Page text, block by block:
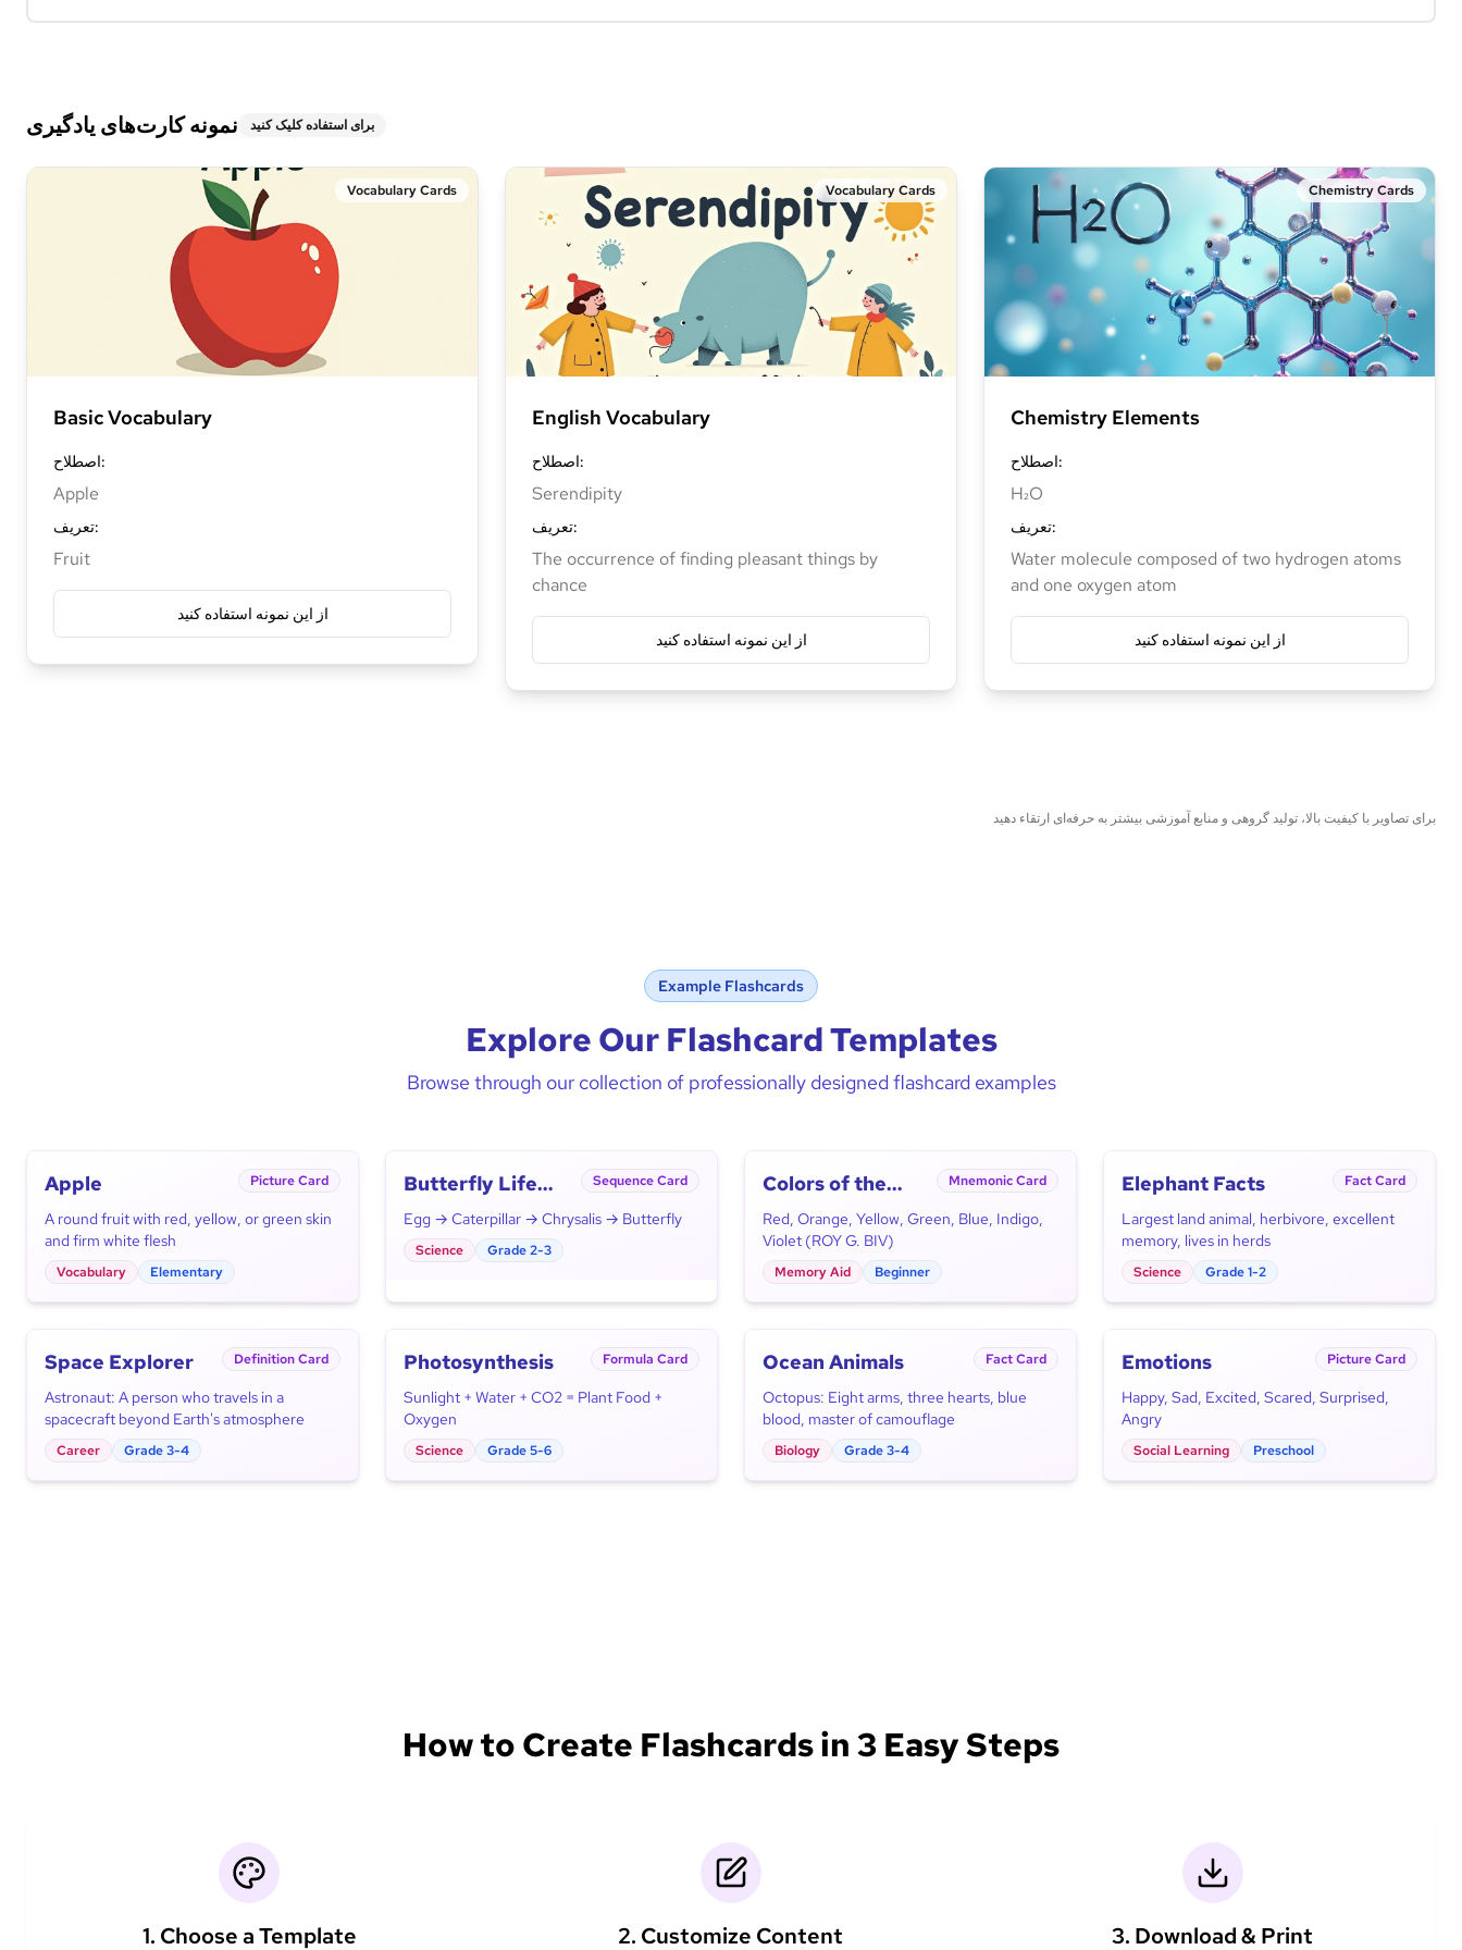
نمونه کارت‌های یادگیری برای استفاده کلیک کنید
Vocabulary Cards
Basic Vocabulary
اصطلاح:
Apple
تعریف:
Fruit
از این نمونه استفاده کنید
Vocabulary Cards
English Vocabulary
اصطلاح:
Serendipity
تعریف:
The occurrence of finding pleasant things by
chance
از این نمونه استفاده کنید
Chemistry Cards
Chemistry Elements
اصطلاح:
H₂O
تعریف:
Water molecule composed of two hydrogen atoms
and one oxygen atom
از این نمونه استفاده کنید
برای تصاویر با کیفیت بالا، تولید گروهی و منابع آموزشی بیشتر به حرفه‌ای ارتقاء دهید
Example Flashcards
Explore Our Flashcard Templates
Browse through our collection of professionally designed flashcard examples
Apple Picture Card
A round fruit with red, yellow, or green skin
and firm white flesh
Vocabulary Elementary
Butterfly Life
Cycle
Sequence Card
Egg → Caterpillar → Chrysalis → Butterfly
Science Grade 2-3
Colors of the
Rainbow
Mnemonic Card
Red, Orange, Yellow, Green, Blue, Indigo,
Violet (ROY G. BIV)
Memory Aid Beginner
Elephant Facts Fact Card
Largest land animal, herbivore, excellent
memory, lives in herds
Science Grade 1-2
Space Explorer Definition Card
Astronaut: A person who travels in a
spacecraft beyond Earth's atmosphere
Career Grade 3-4
Photosynthesis Formula Card
Sunlight + Water + CO2 = Plant Food +
Oxygen
Science Grade 5-6
Ocean Animals Fact Card
Octopus: Eight arms, three hearts, blue
blood, master of camouflage
Biology Grade 3-4
Emotions Picture Card
Happy, Sad, Excited, Scared, Surprised,
Angry
Social Learning Preschool
How to Create Flashcards in 3 Easy Steps
1. Choose a Template 2. Customize Content 3. Download & Print